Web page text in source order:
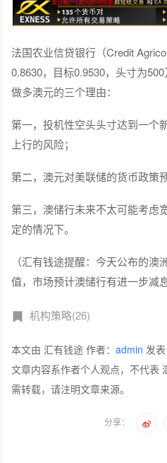
法国农业信贷银行（Credit
0.8630，目标0.9530，头寸为
做多澳元的三个理由：
第一，投机性空头头寸达到一个
上行的风险；
第二，澳元对美联储的货币政策
第三，澳储行未来不太可能考虑
定的情况下。
（汇有钱途提醒：今天公布的
值，市场预计澳储行有进一步减
机构策略(26)
本文由 汇有钱途 作者：admin 发
文章内容系作者个人观点，不代表
需转载，请注明文章来源。
分享：